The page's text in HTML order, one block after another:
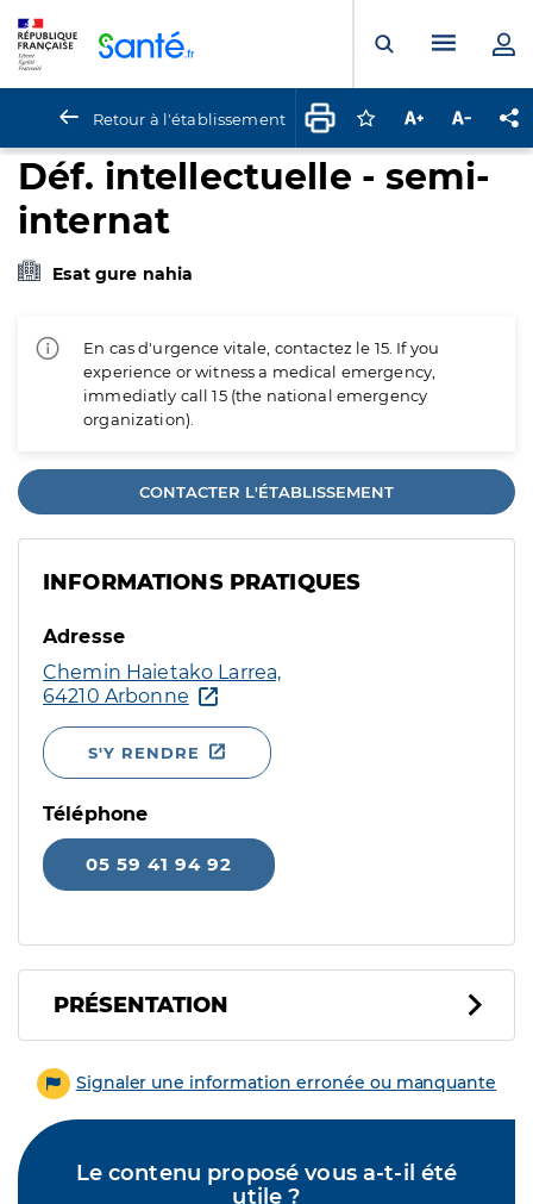
Ouvrir laMenu
Retour à l'établissement Connectez-vous
Augmenter la
Déf. intellectuelle - semi-
internat
Esat gure nahia
En cas d'urgence vitale, contactez le 15. If you
experience or witness a medical emergency,
immediatly call 15 (the national emergency
organization).
CONTACTER L'ÉTABLISSEMENT
INFORMATIONS PRATIQUES
Adresse
Chemin Haietako Larrea,
64210 Arbonne
S'Y RENDRE
Téléphone
05 59 41 94 92
PRÉSENTATION
Signaler une information erronée ou manquante
Le contenu proposé vous a-t-il été
utile ?